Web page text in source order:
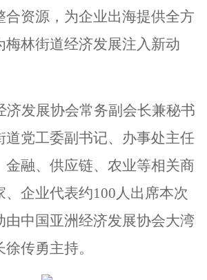
合资源，为企业出海提供全方
梅林街道经济发展注入新动
济发展协会常务副会长兼秘书
道党工委副书记、办事处主任
金融、供应链、农业等相关商
、企业代表约100人出席本次
由中国亚洲经济发展协会大湾
传勇主持。